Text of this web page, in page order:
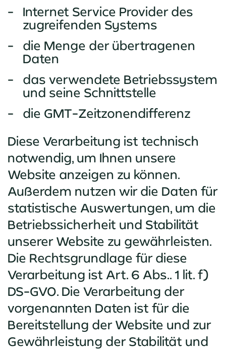
Internet Service Provider des
zugreifenden Systems
die Menge der übertragenen
Daten
das verwendete Betriebssystem
und seine Schnittstelle
die GMT-Zeitzonendifferenz
Diese Verarbeitung ist technisch
notwendig, um Ihnen unsere
Website anzeigen zu können.
Außerdem nutzen wir die Daten für
statistische Auswertungen, um die
Betriebssicherheit und Stabilität
unserer Website zu gewährleisten.
Die Rechtsgrundlage für diese
Verarbeitung ist Art. 6 Abs.. 1 lit. f)
DS-GVO. Die Verarbeitung der
vorgenannten Daten ist für die
Bereitstellung der Website und zur
Gewährleistung der Stabilität und